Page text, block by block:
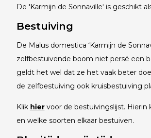
De 'Karmijn de Sonnaville' is geschikt
Bestuiving
De Malus domestica ‘Karmijn de
zelfbestuivende boom niet persé een
geldt het wel dat ze het vaak beter
de zelfbestuiving ook kruisbestuiving
Klik hiervoor de bestuivingslijst. Hierin
en welke soorten elkaar bestuiven.